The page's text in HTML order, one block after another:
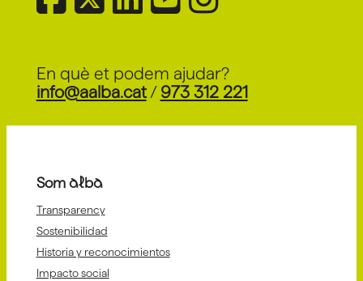
En què et podem ajudar?
info@aalba.cat/ 973 312 221
Som alba
Transparency
Sostenibilidad
Historia y reconocimientos
Impacto social